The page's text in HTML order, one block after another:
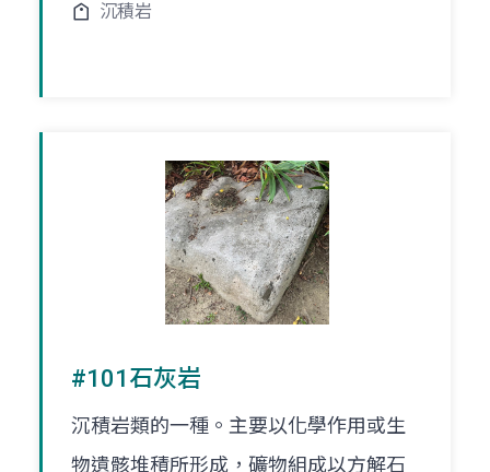
沉積岩
#101石灰岩
沉積岩類的一種。主要以化學作用或生
物遺骸堆積所形成，礦物組成以方解石